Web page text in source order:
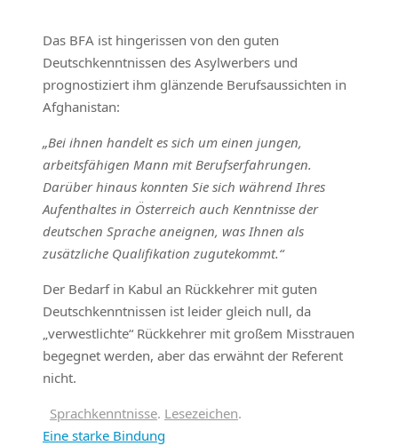
Das BFA ist hingerissen von den guten
Deutschkenntnissen des Asylwerbers und
prognostiziert ihm glänzende Berufsaussichten in
Afghanistan:
„Bei ihnen handelt es sich um einen jungen,
arbeitsfähigen Mann mit Berufserfahrungen.
Darüber hinaus konnten Sie sich während Ihres
Aufenthaltes in Österreich auch Kenntnisse der
deutschen Sprache aneignen, was Ihnen als
zusätzliche Qualifikation zugutekommt.“
Der Bedarf in Kabul an Rückkehrer mit guten
Deutschkenntnissen ist leider gleich null, da
„verwestlichte“ Rückkehrer mit großem Misstrauen
begegnet werden, aber das erwähnt der Referent
nicht.
Sprachkenntnisse. Lesezeichen.
Eine starke Bindung